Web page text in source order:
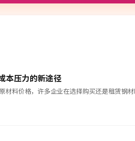
本压力的新途径
材料价格，许多企业在选择购买还是租赁